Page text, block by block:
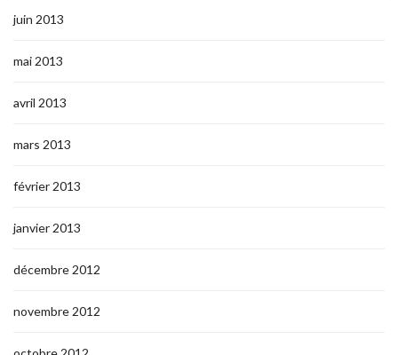
juin 2013
mai 2013
avril 2013
mars 2013
février 2013
janvier 2013
décembre 2012
novembre 2012